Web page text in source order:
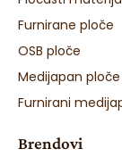
Furnirane ploče
OSB ploče
Medijapan
Furnirani
Brendovi